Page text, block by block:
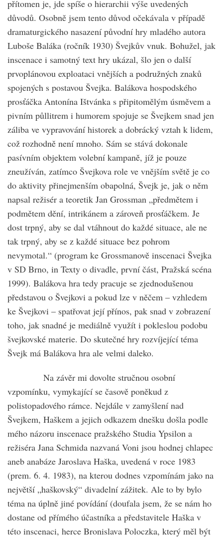
přítomen je, jde spíše o hierarchii výše uvedených
důvodů. Osobně jsem tento důvod očekávala v případě
dramaturgického nasazení původní hry mladého autora
Luboše Baláka (ročník 1930) Švejkův vnuk. Bohužel, jak
inscenace i samotný text hry ukázal, šlo jen o další
prvoplánovou exploataci vnějších a podružných znaků
spojených s postavou Švejka. Balákova hospodského
prosťáčka Antonína Ištvánka s připitomělým úsměvem a
pivním půllitrem i humorem spojuje se Švejkem snad jen
záliba ve vypravování historek a dobrácký vztah k lidem,
což rozhodně není mnoho. Sám se stává dokonale
pasívním objektem volební kampaně, jíž je pouze
zneužíván, zatímco Švejkova role ve vnějším světě je co
do aktivity přinejmenším obapolná, Švejk je, jak o něm
napsal režisér a teoretik Jan Grossman „předmětem i
podmětem dění, intrikánem a zároveň prosťáčkem. Je
dost trpný, aby se dal vtáhnout do každé situace, ale ne
tak trpný, aby se z každé situace bez pohrom
nevymotal.“ (program ke Grossmanově inscenaci Švejka
v SD Brno, in Texty o divadle, první část, Pražská scéna
1999). Balákova hra tedy pracuje se zjednodušenou
představou o Švejkovi a pokud lze v něčem – vzhledem
ke Švejkovi – spatřovat její přínos, pak snad v zobrazení
toho, jak snadné je mediálně využít i pokleslou podobu
švejkovské materie. Do skutečné hry rozvíjející téma
Švejk má Balákova hra ale velmi daleko.
Na závěr mi dovolte stručnou osobní
vzpomínku, vymykající se časově poněkud z
polistopadového rámce. Nejdále v zamyšlení nad
Švejkem, Haškem a jejich odkazem dnešku došla podle
mého názoru inscenace pražského Studia Ypsilon a
režiséra Jana Schmida nazvaná Voni jsou hodnej chlapec
aneb anabáze Jaroslava Haška, uvedená v roce 1983
(prem. 6. 4. 1983), na kterou dodnes vzpomínám jako na
největší „haškovský“ divadelní zážitek. Ale to by bylo
téma na úplně jiné povídání (doufala jsem, že se nám ho
dostane od přímého účastníka a představitele Haška v
této inscenaci, herce Bronislava Poloczka, který měl být